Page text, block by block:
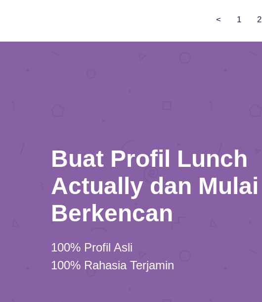
< 1 2
Buat Profil Lunch
Actually dan Mulai
Berkencan
100% Profil Asli
100% Rahasia Terjamin